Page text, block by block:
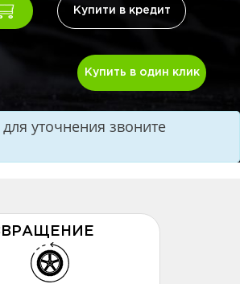
Купити в кредит
Купить в один клик
уточнения звоните